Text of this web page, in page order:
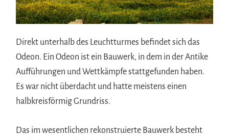
Direkt unterhalb des Leuchtturmes befindet sich das
Odeon. Ein Odeon ist ein Bauwerk, in dem in der Antike
Aufführungen und Wettkämpfe stattgefunden haben.
Es war nicht überdacht und hatte meistens einen
halbkreisförmig Grundriss.
Das im wesentlichen rekonstruierte Bauwerk besteht